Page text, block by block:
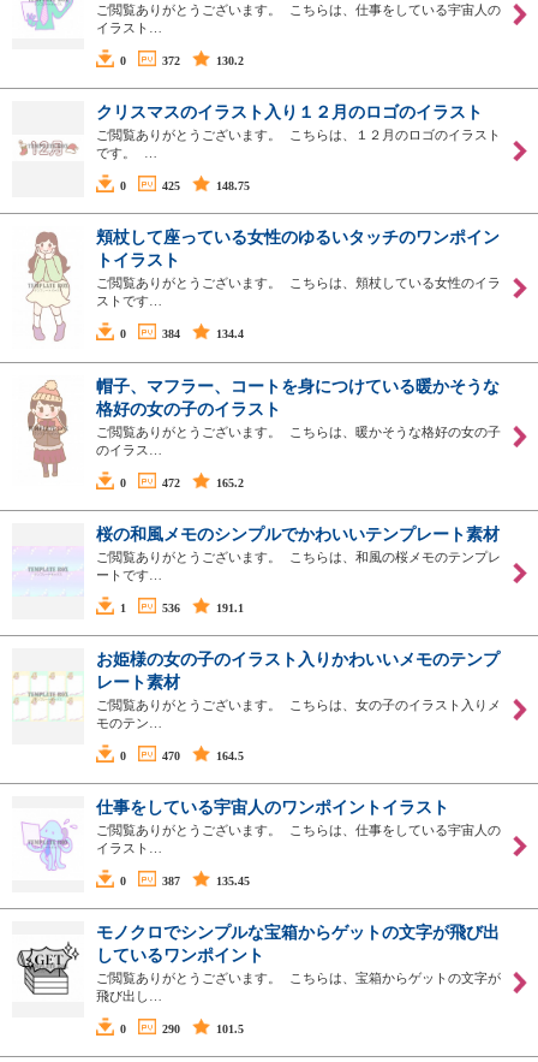
ご閲覧ありがとうございます。 こちらは、仕事をしている宇宙人の
イラスト…
0 372 130.2
クリスマスのイラスト入り１２月のロゴのイラスト
ご閲覧ありがとうございます。 こちらは、１２月のロゴのイラスト
です。 …
0 425 148.75
頬杖して座っている女性のゆるいタッチのワンポイン
トイラスト
ご閲覧ありがとうございます。 こちらは、頬杖している女性のイラ
ストです…
0 384 134.4
帽子、マフラー、コートを身につけている暖かそうな
格好の女の子のイラスト
ご閲覧ありがとうございます。 こちらは、暖かそうな格好の女の子
のイラス…
0 472 165.2
桜の和風メモのシンプルでかわいいテンプレート素材
ご閲覧ありがとうございます。 こちらは、和風の桜メモのテンプレ
ートです…
1 536 191.1
お姫様の女の子のイラスト入りかわいいメモのテンプ
レート素材
ご閲覧ありがとうございます。 こちらは、女の子のイラスト入りメ
モのテン…
0 470 164.5
仕事をしている宇宙人のワンポイントイラスト
ご閲覧ありがとうございます。 こちらは、仕事をしている宇宙人の
イラスト…
0 387 135.45
モノクロでシンプルな宝箱からゲットの文字が飛び出
しているワンポイント
ご閲覧ありがとうございます。 こちらは、宝箱からゲットの文字が
飛び出し…
0 290 101.5